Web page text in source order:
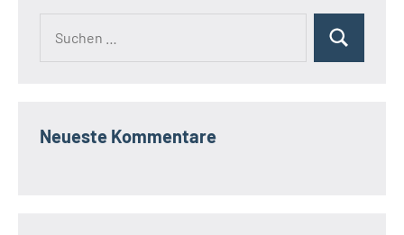
Suchen
Neueste Kommentare